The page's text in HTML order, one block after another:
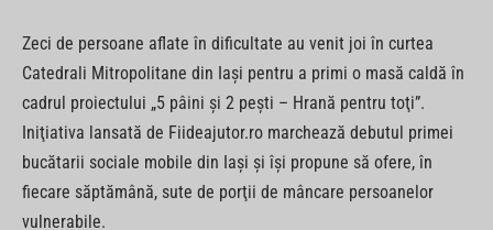
Zeci de persoane aflate în dificultate au venit joi în curtea
Catedrali Mitropolitane din Iaşi pentru a primi o masă caldă în
cadrul proiectului „5 pâini şi 2 peşti – Hrană pentru toţi”.
Iniţiativa lansată de Fiideajutor.ro marchează debutul primei
bucătarii sociale mobile din Iaşi şi îşi propune să ofere, în
fiecare săptămână, sute de porţii de mâncare persoanelor
vulnerabile.